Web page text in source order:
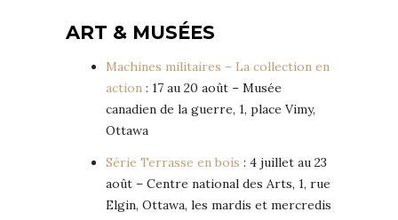
ART & MUSÉES
Machines militaires – La collection en
action : 17 au 20 août – Musée
canadien de la guerre, 1, place Vimy,
Ottawa
Série Terrasse en bois : 4 juillet au 23
août – Centre national des Arts, 1, rue
Elgin, Ottawa, les mardis et mercredis